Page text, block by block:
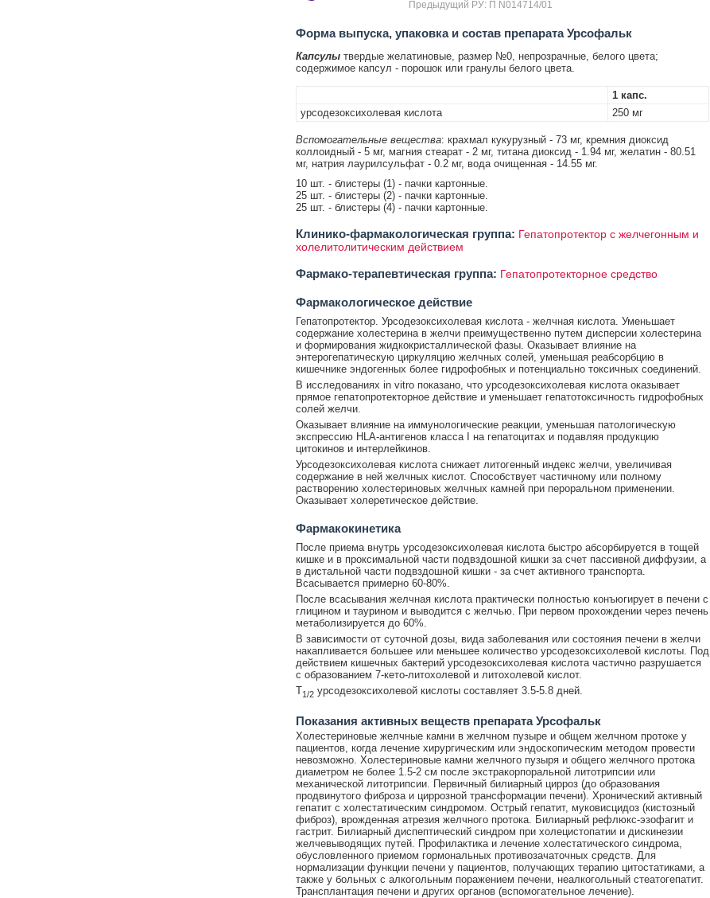
Предыдущий РУ: П N014714/01
Форма выпуска, упаковка и состав препарата Урсофальк
Капсулытвердые желатиновые, размер №0, непрозрачные, белого цвета;
содержимое капсул - порошок или гранулы белого цвета.
1 капс.
урсодезоксихолевая кислота
250 мг
Вспомогательные вещества: крахмал кукурузный - 73 мг, кремния диоксид
коллоидный - 5 мг, магния стеарат - 2 мг, титана диоксид - 1.94 мг, желатин - 80.51
мг, натрия лаурилсульфат - 0.2 мг, вода очищенная - 14.55 мг.
10 шт. - блистеры (1) - пачки картонные.
25 шт. - блистеры (2) - пачки картонные.
25 шт. - блистеры (4) - пачки картонные.
Клинико-фармакологическая группа: Гепатопротектор с желчегонным и
холелитолитическим действием
Фармако-терапевтическая группа: Гепатопротекторное средство
Фармакологическое действие
Гепатопротектор. Урсодезоксихолевая кислота - желчная кислота. Уменьшает
содержание холестерина в желчи преимущественно путем дисперсии холестерина
и формирования жидкокристаллической фазы. Оказывает влияние на
энтерогепатическую циркуляцию желчных солей, уменьшая реабсорбцию в
кишечнике эндогенных более гидрофобных и потенциально токсичных соединений.
В исследованиях in vitro показано, что урсодезоксихолевая кислота оказывает
прямое гепатопротекторное действие и уменьшает гепатотоксичность гидрофобных
солей желчи.
Оказывает влияние на иммунологические реакции, уменьшая патологическую
экспрессию HLA-антигенов класса I на гепатоцитах и подавляя продукцию
цитокинов и интерлейкинов.
Урсодезоксихолевая кислота снижает литогенный индекс желчи, увеличивая
содержание в ней желчных кислот. Способствует частичному или полному
растворению холестериновых желчных камней при пероральном применении.
Оказывает холеретическое действие.
Фармакокинетика
После приема внутрь урсодезоксихолевая кислота быстро абсорбируется в тощей
кишке и в проксимальной части подвздошной кишки за счет пассивной диффузии, а
в дистальной части подвздошной кишки - за счет активного транспорта.
Всасывается примерно 60-80%.
После всасывания желчная кислота практически полностью конъюгирует в печени с
глицином и таурином и выводится с желчью. При первом прохождении через печень
метаболизируется до 60%.
В зависимости от суточной дозы, вида заболевания или состояния печени в желчи
накапливается большее или меньшее количество урсодезоксихолевой кислоты. Под
действием кишечных бактерий урсодезоксихолевая кислота частично разрушается
с образованием 7-кето-литохолевой и литохолевой кислот.
T1/2урсодезоксихолевой кислоты составляет 3.5-5.8 дней.
Показания активных веществ препарата Урсофальк
Холестериновые желчные камни в желчном пузыре и общем желчном протоке у
пациентов, когда лечение хирургическим или эндоскопическим методом провести
невозможно. Холестериновые камни желчного пузыря и общего желчного протока
диаметром не более 1.5-2 см после экстракорпоральной литотрипсии или
механической литотрипсии. Первичный билиарный цирроз (до образования
продвинутого фиброза и циррозной трансформации печени). Хронический активный
гепатит с холестатическим синдромом. Острый гепатит, муковисцидоз (кистозный
фиброз), врожденная атрезия желчного протока. Билиарный рефлюкс-эзофагит и
гастрит. Билиарный диспептический синдром при холецистопатии и дискинезии
желчевыводящих путей. Профилактика и лечение холестатического синдрома,
обусловленного приемом гормональных противозачаточных средств. Для
нормализации функции печени у пациентов, получающих терапию цитостатиками, а
также у больных с алкогольным поражением печени, неалкогольный стеатогепатит.
Трансплантация печени и других органов (вспомогательное лечение).